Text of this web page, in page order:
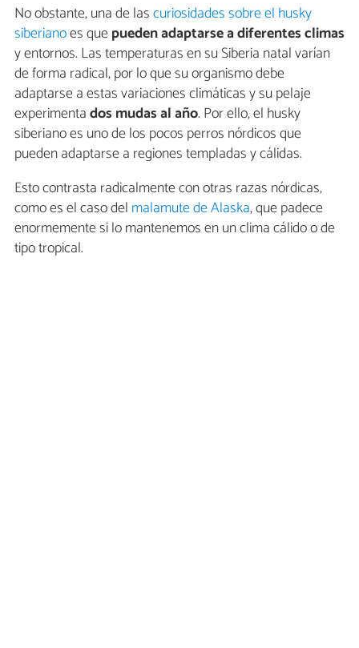
No obstante, una de lascuriosidades sobre el husky
siberianoes quepueden adaptarse a diferentes climas
y entornos. Las temperaturas en su Siberia natal varían
de forma radical, por lo que su organismo debe
adaptarse a estas variaciones climáticas y su pelaje
experimentados mudas al año. Por ello, el husky
siberiano es uno de los pocos perros nórdicos que
pueden adaptarse a regiones templadas y cálidas.
Esto contrasta radicalmente con otras razas nórdicas,
como es el caso del malamute de Alaska, que padece
enormemente si lo mantenemos en un clima cálido o de
tipo tropical.